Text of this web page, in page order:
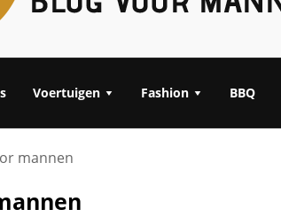
Voertuigen Fashion BBQ
mannen